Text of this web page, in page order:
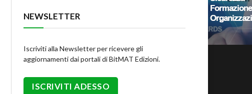
NEWSLETTER
Iscriviti alla Newsletter per ricevere gli
aggiornamenti dai portali di BitMAT Edizioni.